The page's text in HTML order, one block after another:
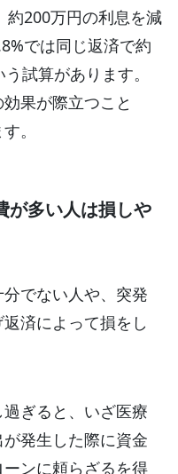
約200万円の利息を減
では同じ返済で約
試算があります。
果が際立つこと
。
が多い人は損しや
でない人や、突発
済によって損をし
ぎると、いざ医療
発生した際に資金
ンに頼らざるを得